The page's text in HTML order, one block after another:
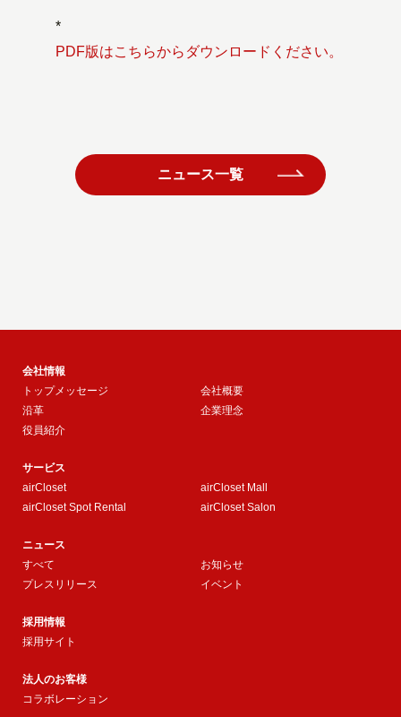
*
PDF版はこちらからダウンロードください。
ニュース一覧
会社情報
トップメッセージ
会社概要
沿革
企業理念
役員紹介
サービス
airCloset
airCloset Mall
airCloset Spot Rental
airCloset Salon
ニュース
すべて
お知らせ
プレスリリース
イベント
採用情報
採用サイト
法人のお客様
コラボレーション